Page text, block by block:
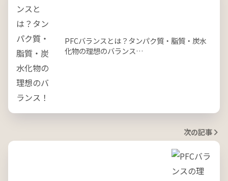
PFCバランスとは？タンパク質・脂質・炭水
化物の理想のバランス…
次の記事